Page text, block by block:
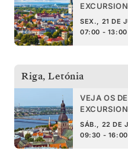
SEX., 21 DE
07:00 - 13:00
Riga, Letónia
VEJA OS
SÁB., 22 DE
09:30 - 16:00